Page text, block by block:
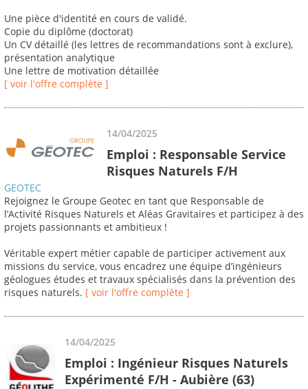
Une pièce d'identité en cours de validé.
Copie du diplôme (doctorat)
Un CV détaillé (les lettres de recommandations sont à exclure),
présentation analytique
Une lettre de motivation détaillée
[ voir l'offre complète ]
14/04/2025
Emploi : Responsable Service
Risques Naturels F/H
GEOTEC
Rejoignez le Groupe Geotec en tant que Responsable de
l’Activité Risques Naturels et Aléas Gravitaires et participez à des
projets passionnants et ambitieux !
Véritable expert métier capable de participer activement aux
missions du service, vous encadrez une équipe d’ingénieurs
géologues études et travaux spécialisés dans la prévention des
risques naturels. [ voir l'offre complète ]
14/04/2025
Emploi : Ingénieur Risques Naturels
Expérimenté F/H - Aubière (63)